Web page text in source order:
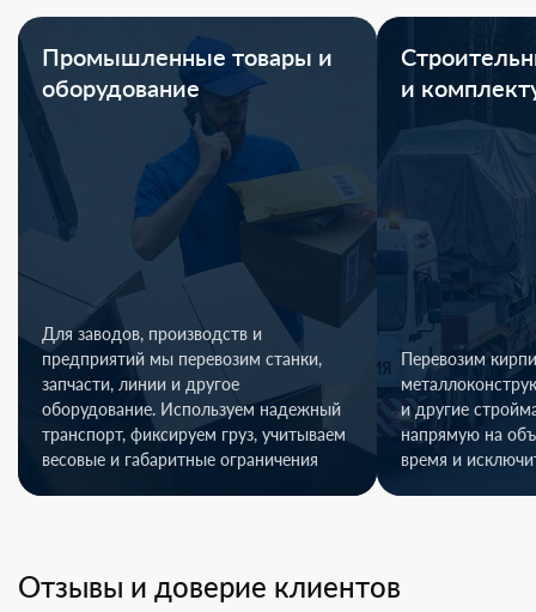
Промышленные товары и
оборудование
Для заводов, производств и
предприятий мы перевозим станки,
запчасти, линии и другое
оборудование. Используем надежный
транспорт, фиксируем груз, учитываем
весовые и габаритные ограничения
и
Перевозим
и другие
напрямую на
время и
Отзывы и доверие клиентов